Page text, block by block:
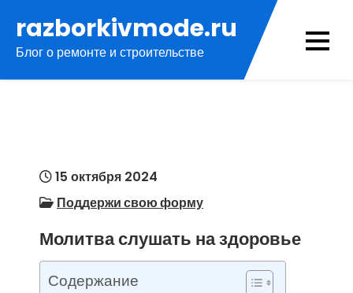
содержимому
razborkivmode.ru
Блог о ремонте и строительстве
15 октября 2024
Поддержи свою форму
Молитва слушать на здоровье
Содержание